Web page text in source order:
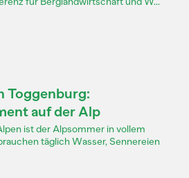
Toggenburg:
auf der Alp
ist der Alpsommer in vollem
täglich Wasser, Sennereien